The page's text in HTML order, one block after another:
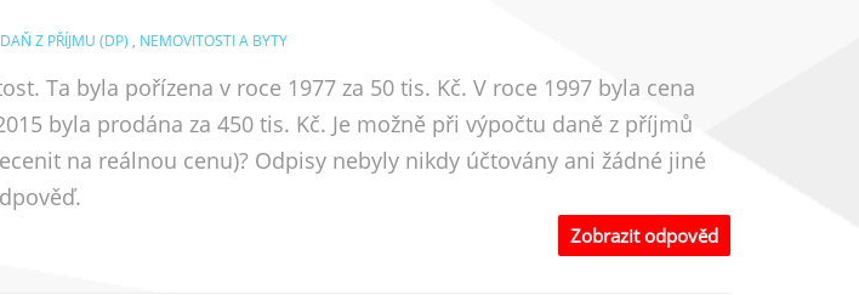
DAŇ Z PŘÍJMU (DP) , NEMOVITOSTI A BYTY
Ta byla pořízena v roce 1977 za 50 tis. Kč. V roce 1997 byla cena
byla prodána za 450 tis. Kč. Je možně při výpočtu daně z příjmů
na reálnou cenu)? Odpisy nebyly nikdy účtovány ani žádné jiné
Zobrazit odpověd